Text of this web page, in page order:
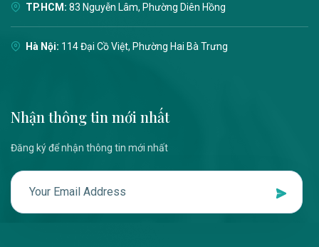
TP.HCM: 83 Nguyễn Lâm, Phường Diên Hồng
Hà Nội: 114 Đại Cồ Việt, Phường Hai Bà Trưng
Nhận thông tin mới nhất
Đăng ký để nhận thông tin mới nhất